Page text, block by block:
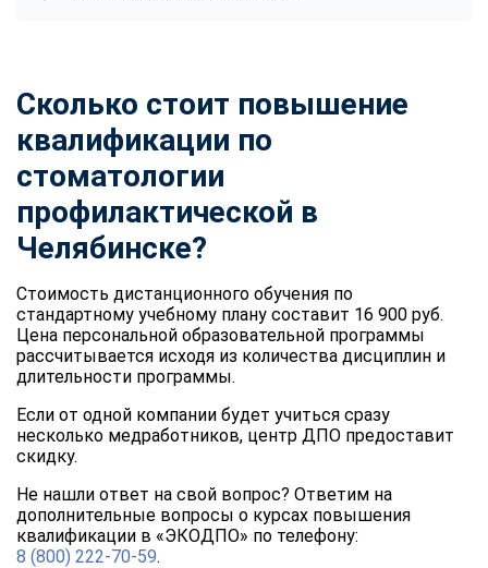
Сколько стоит повышение
квалификации по
стоматологии
профилактической в
Челябинске?
Стоимость дистанционного обучения по
стандартному учебному плану составит 16 900 руб.
Цена персональной образовательной программы
рассчитывается исходя из количества дисциплин и
длительности программы.
Если от одной компании будет учиться сразу
несколько медработников, центр ДПО предоставит
скидку.
Не нашли ответ на свой вопрос? Ответим на
дополнительные вопросы о курсах повышения
квалификации в «ЭКОДПО» по телефону:
8 (800) 222-70-59.